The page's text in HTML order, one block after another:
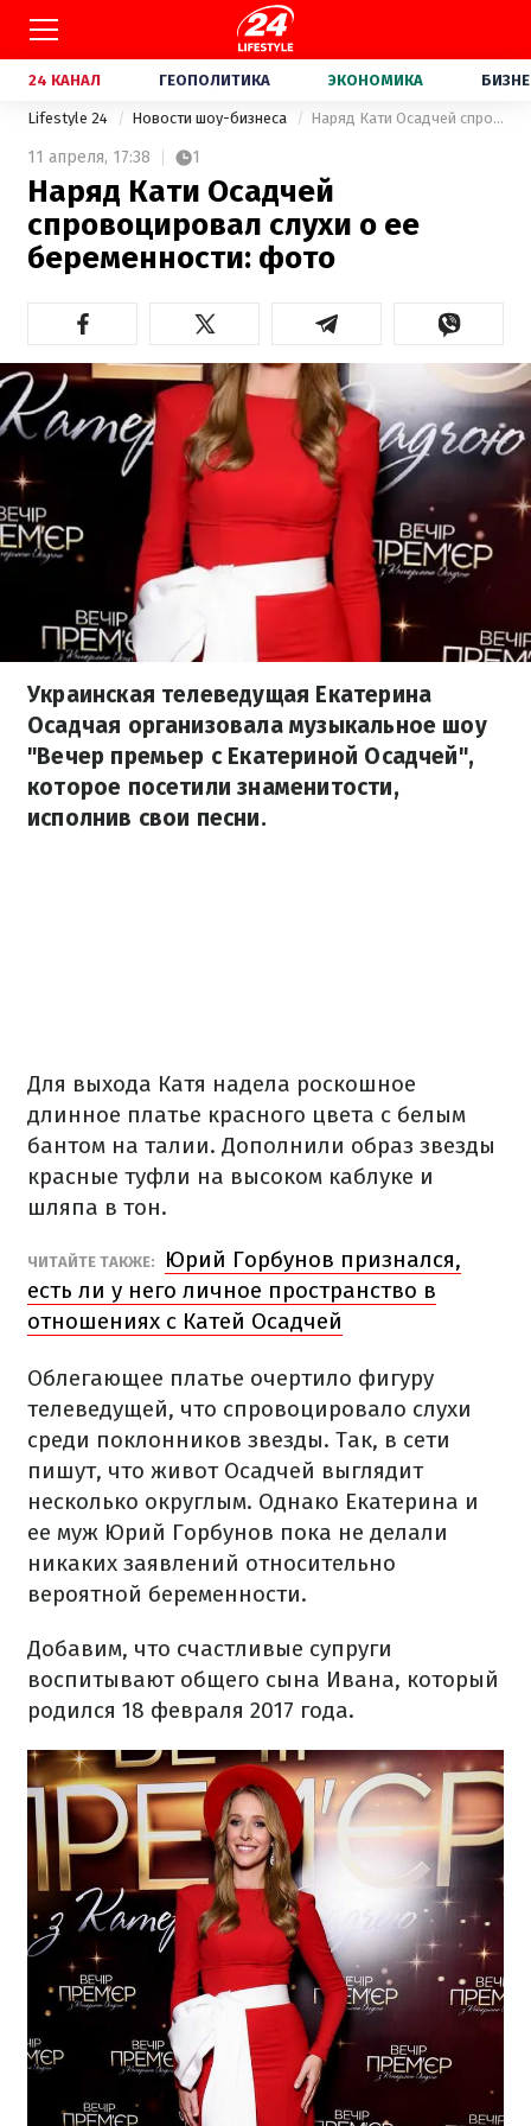
24 КАНАЛ ГЕОПОЛИТИКА ЭКОНОМИКА
Lifestyle 24 Новости шоу-бизнеса Наряд Кати Осадчей спровоцировал слухи о ее беременности: фото
11 апреля, 17:38 1
Наряд Кати Осадчей
спровоцировал слухи о ее
беременности: фото
Украинская телеведущая Екатерина
Осадчая организовала музыкальное шоу
"Вечер премьер с Екатериной Осадчей",
которое посетили знаменитости,
исполнив свои песни.
Для выхода Катя надела роскошное
длинное платье красного цвета с белым
бантом на талии. Дополнили образ звезды
красные туфли на высоком каблуке и
шляпа в тон.
ЧИТАЙТЕ ТАКЖЕ:
Юрий Горбунов признался,
есть ли у него личное пространство в
отношениях с Катей Осадчей
Облегающее платье очертило фигуру
телеведущей, что спровоцировало слухи
среди поклонников звезды. Так, в сети
пишут, что живот Осадчей выглядит
несколько округлым. Однако Екатерина и
ее муж Юрий Горбунов пока не делали
никаких заявлений относительно
вероятной беременности.
Добавим, что счастливые супруги
воспитывают общего сына Ивана, который
родился 18 февраля 2017 года.